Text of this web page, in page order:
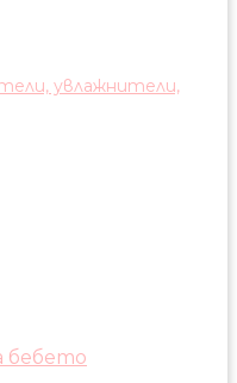
увлажнители,
бебето